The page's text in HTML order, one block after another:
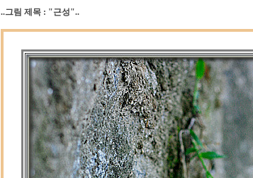
..그림 제목 : "근성"..